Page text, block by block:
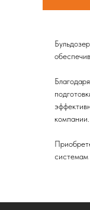
компании.
системам